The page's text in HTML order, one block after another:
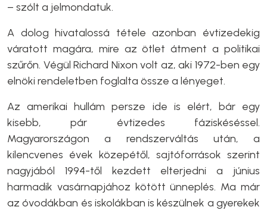
– szólt a jelmondatuk.
A dolog hivatalossá tétele azonban évtizedekig
váratott magára, mire az ötlet átment a politikai
szűrőn. Végül Richard Nixon volt az, aki 1972-ben egy
elnöki rendeletben foglalta össze a lényeget.
Az amerikai hullám persze ide is elért, bár egy
kisebb, pár évtizedes fáziskéséssel.
Magyarországon a rendszerváltás után, a
kilencvenes évek közepétől, sajtóforrások szerint
nagyjából 1994-től kezdett elterjedni a június
harmadik vasárnapjához kötött ünneplés. Ma már
az óvodákban és iskolákban is készülnek a gyerekek